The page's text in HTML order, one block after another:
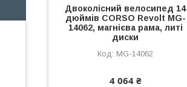
Двоколісний велосипед 14
дюймів CORSO Revolt MG-
14062, магнієва рама, литі
диски
MG-14062
4 064 ₴